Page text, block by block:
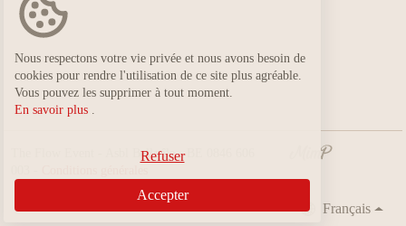
The Flow Event - Asbl Belle île - BE 0846 606
Français
Nous respectons votre vie privée et nous avons besoin de
cookies pour rendre l'utilisation de ce site plus agréable.
Vous pouvez les supprimer à tout moment.
En savoir plus .
Refuser
Accepter